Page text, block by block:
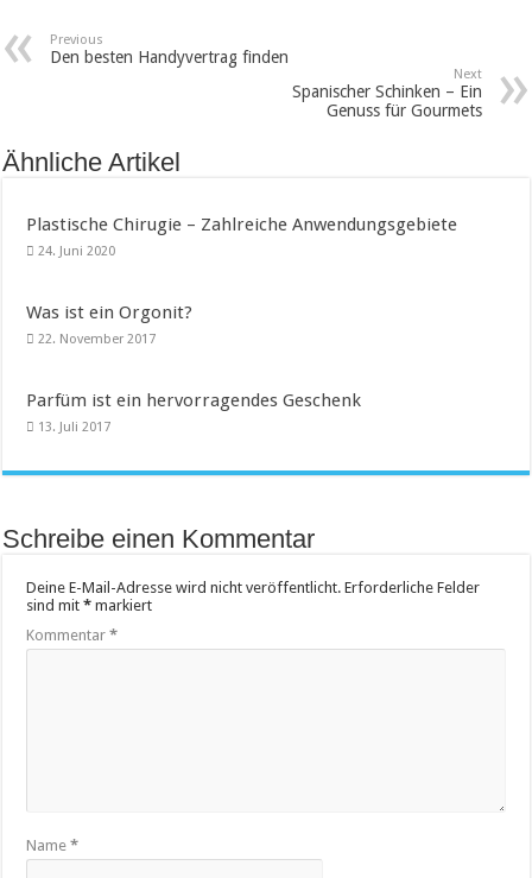
Previous
Den besten Handyvertrag finden
Next
Spanischer Schinken – Ein
Genuss für Gourmets
Ähnliche Artikel
Plastische Chirugie – Zahlreiche Anwendungsgebiete
24. Juni 2020
Was ist ein Orgonit?
22. November 2017
Parfüm ist ein hervorragendes Geschenk
13. Juli 2017
Schreibe einen Kommentar
Deine E-Mail-Adresse wird nicht veröffentlicht. Erforderliche Felder
sind mit* markiert
Kommentar*
Name*